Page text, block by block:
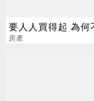
要人人買得起 為何
房產